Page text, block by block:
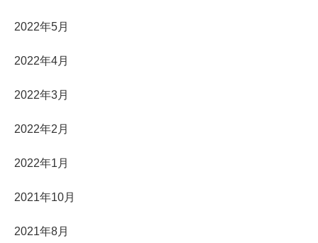
2022年5月
2022年4月
2022年3月
2022年2月
2022年1月
2021年10月
2021年8月